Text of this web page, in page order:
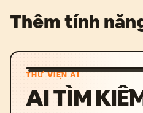
Thêm tính
THƯ VIỆN AI
AI TÌM